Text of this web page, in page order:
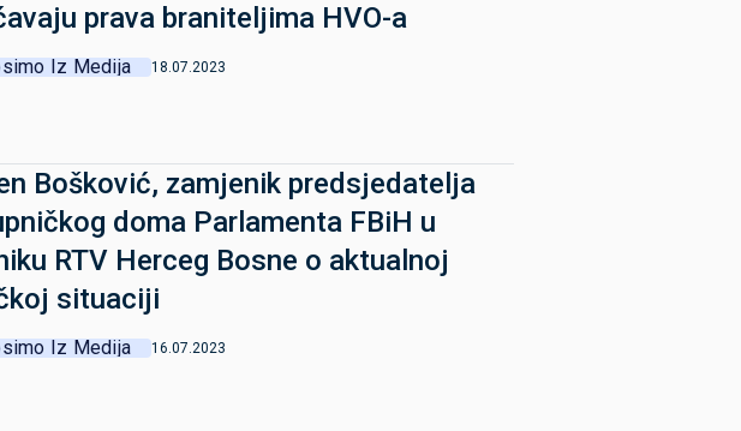
prava braniteljima HVO-a
Iz Medija 18.07.2023
Bošković, zamjenik predsjedatelja
doma Parlamenta FBiH u
RTV Herceg Bosne o aktualnoj
situaciji
Iz Medija 16.07.2023